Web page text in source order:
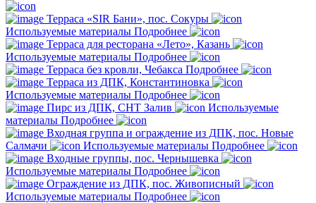
Терраса «SIR Бани», пос. Сокуры
Используемые материалы Подробнее
Терраса для ресторана «Лето», Казань
Используемые материалы Подробнее
Терраса без кровли, Чебакса Подробнее
Терраса из ДПК, Константиновка
Используемые материалы Подробнее
Пирс из ДПК, СНТ Залив
Используемые
материалы Подробнее
Входная группа и ограждение из ДПК, пос. Новые
Салмачи
Используемые материалы Подробнее
Входные группы, пос. Чернышевка
Используемые материалы Подробнее
Ограждение из ДПК, пос. Живописный
Используемые материалы Подробнее